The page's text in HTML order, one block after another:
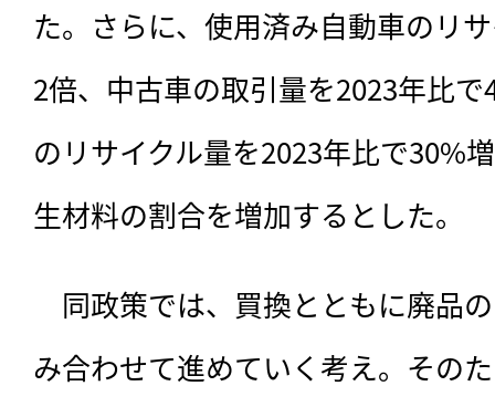
た。さらに、使用済み自動車のリ
2倍、中古車の取引量を2023年比
のリサイクル量を2023年比で30%
生材料の割合を増加するとした。
同政策では、買換とともに廃品
み合わせて進めていく考え。その